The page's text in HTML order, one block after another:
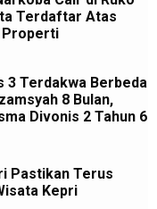
Terdaftar Atas
Properti
3 Terdakwa Berbeda
8 Bulan,
Divonis 2 Tahun 6
Pastikan Terus
Kepri